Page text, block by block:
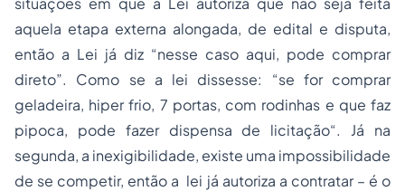
aquela etapa externa alongada, de edital e disputa,
então a Lei já diz “nesse caso aqui, pode comprar
direto”. Como se a lei dissesse: “se for comprar
geladeira, hiper frio, 7 portas, com rodinhas e que faz
pipoca, pode fazer dispensa de licitação“. Já na
segunda, a inexigibilidade, existe uma impossibilidade
de se competir, então a lei já autoriza a contratar – é o